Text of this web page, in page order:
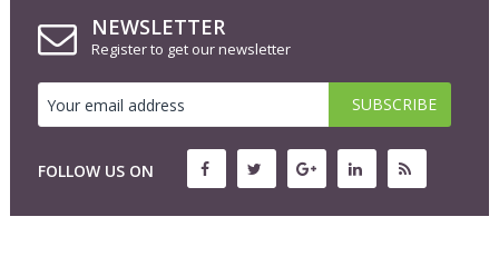
NEWSLETTER
Register to get our newsletter
FOLLOW US ON